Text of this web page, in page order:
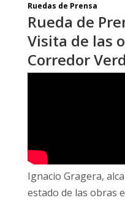
Ruedas de Prensa
Rueda de
Visita de las
Corredor
Ignacio Gragera,
estado de las obras